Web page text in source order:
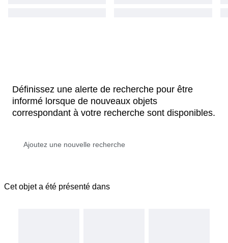
Définissez une alerte de recherche pour être
informé lorsque de nouveaux objets
correspondant à votre recherche sont disponibles.
Cet objet a été présenté dans